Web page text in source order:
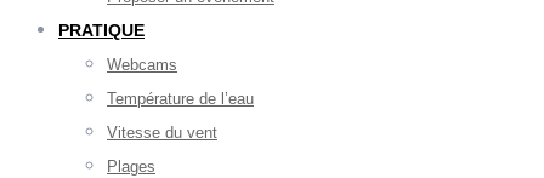
PRATIQUE
Webcams
Température de l’eau
Vitesse du vent
Plages